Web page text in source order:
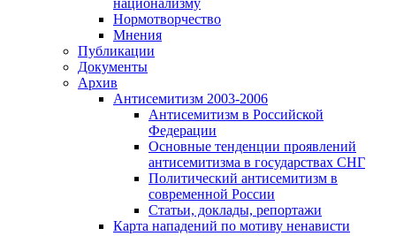
национализму
Нормотворчество
Мнения
Публикации
Документы
Архив
Антисемитизм 2003-2006
Антисемитизм в Российской
Федерации
Основные тенденции проявлений
антисемитизма в государствах СНГ
Политический антисемитизм в
современной России
Статьи, доклады, репортажи
Карта нападений по мотиву ненависти